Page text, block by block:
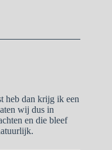
heb dan krijg ik een
wij dus in
en die bleef